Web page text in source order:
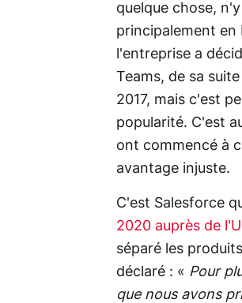
quelque chose,
principalement en
l'entreprise a
Teams, de sa
2017, mais c'est
popularité. C'est
ont commencé à
avantage injuste.
C'est Salesforce
2020 auprès de
séparé les
déclaré : « Pour
que nous avons